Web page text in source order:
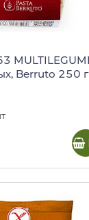
Berruto 250 г